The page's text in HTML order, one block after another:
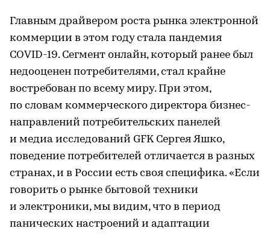
Главным драйвером роста рынка электронной
коммерции в этом году стала пандемия
COVID-19. Сегмент онлайн, который ранее был
недооценен потребителями, стал крайне
востребован по всему миру. При этом,
по словам коммерческого директора бизнес-
направлений потребительских панелей
и медиа исследований GFK Сергея Яшко,
поведение потребителей отличается в разных
странах, и в России есть своя специфика. «Если
говорить о рынке бытовой техники
и электроники, мы видим, что в период
панических настроений и адаптации